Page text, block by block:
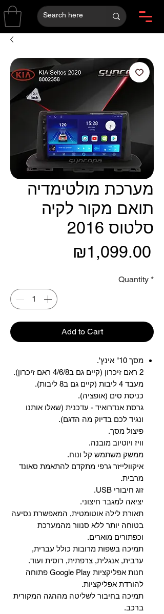
מערכת מולטימדיה
תואם מקור לקיה
סלטוס 2016
₪1,099.00
Quantity *
Add to Cart
מסך 10" אינץ'.
2 ראם זיכרון (קיים גם ב4/6/8 ראם זיכרון).
מעבד 4 ליבות (קיים גם ב8 ליבות).
כניסת סים (אופציה).
גרסת אנדרואיד - עדכנית (שאלו אותנו
ונגיד לכם בדיוק מה הדגם).
פיצול מסך.
וויז ויוטיוב מובנה.
ממשק משתמש קל ונוח.
איקוולייזר גרפי מתקדם להתאמת סאונד
מרבית.
זוג חיבורי USB.
יציאה למגבר חיצוני.
תאורת לילה אוטומטית, המאפשרת נסיעה
בטוחה יותר ללא סנוור מהמערכת
וכפתורים מוארים.
תמיכה בשפות מרובות כולל עברית,
ערבית, אנגלית, צרפתית, רוסית ועוד.
‏חנות אפליקציות Google Play פתוחה
להורדת אפליקציות.
‏תמיכה בחיבור לשליטה מההגה המקורית
ברכב.